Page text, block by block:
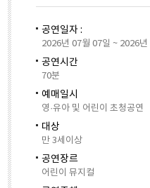
공연일자 :
2026년 07월 07일 ~ 2026년
공연시간
70분
예매일시
영·유아 및 어린이 초청공연
대상
만 3세이상
공연장르
어린이 뮤지컬